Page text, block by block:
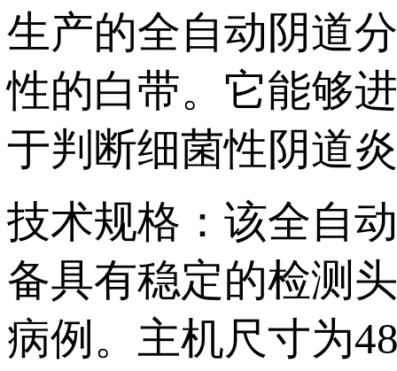
生产的全自动阴道分
性的白带。它能够
于判断细菌性阴道炎
技术规格：该全
备具有稳定的检测头
病例。主机尺寸